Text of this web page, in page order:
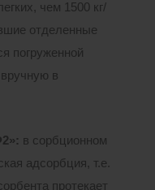
чем 1500 кг/
отделенные
погруженной
в
в сорбционном
адсорбция, т.е.
протекает